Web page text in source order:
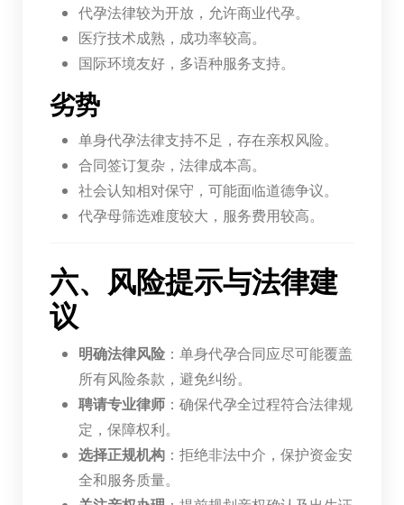
代孕法律较为开放，允许商业代孕。
医疗技术成熟，成功率较高。
国际环境友好，多语种服务支持。
劣势
单身代孕法律支持不足，存在亲权风险。
合同签订复杂，法律成本高。
社会认知相对保守，可能面临道德争议。
代孕母筛选难度较大，服务费用较高。
六、风险提示与法律建
议
明确法律风险：单身代孕合同应尽可能覆盖
所有风险条款，避免纠纷。
聘请专业律师：确保代孕全过程符合法律规
定，保障权利。
选择正规机构：拒绝非法中介，保护资金安
全和服务质量。